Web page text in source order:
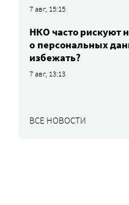
7 авг, 15:15
НКО часто рискуют
о персональных
избежать?
7 авг, 13:13
ВСЕ НОВОСТИ